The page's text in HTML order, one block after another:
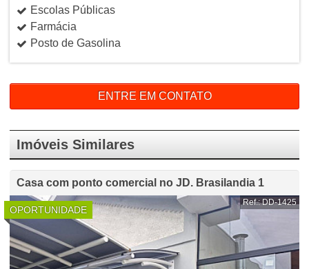
Escolas Públicas
Farmácia
Posto de Gasolina
ENTRE EM CONTATO
Imóveis Similares
Casa com ponto comercial no JD. Brasilandia 1
OPORTUNIDADE
Ref.: DD-1425